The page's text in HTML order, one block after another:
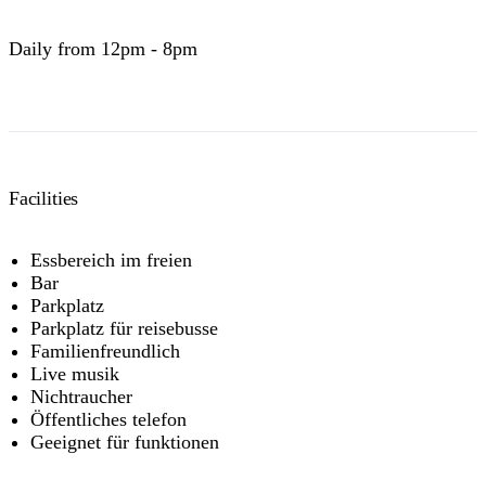
Daily from 12pm - 8pm
Facilities
Essbereich im freien
Bar
Parkplatz
Parkplatz für reisebusse
Familienfreundlich
Live musik
Nichtraucher
Öffentliches telefon
Geeignet für funktionen